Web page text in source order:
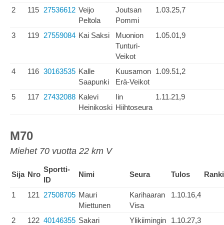
2 115 27536612 Veijo
Peltola
Joutsan
Pommi
1.03.25,7
3 119 27559084 Kai Saksi
Muonion
Tunturi-
Veikot
1.05.01,9
4 116 30163535 Kalle
Saapunki
Kuusamon
Erä-Veikot
1.09.51,2
5 117 27432088 Kalevi
Heinikoski
Iin
Hiihtoseura
1.11.21,9
M70
Miehet 70 vuotta 22 km V
Sija Nro
Sportti-
ID
Nimi Seura Tulos
1 121 27508705 Mauri
Miettunen
Karihaaran
Visa
1.10.16,4
2 122 40146355 Sakari
Ylikiimingin
1.10.27,3